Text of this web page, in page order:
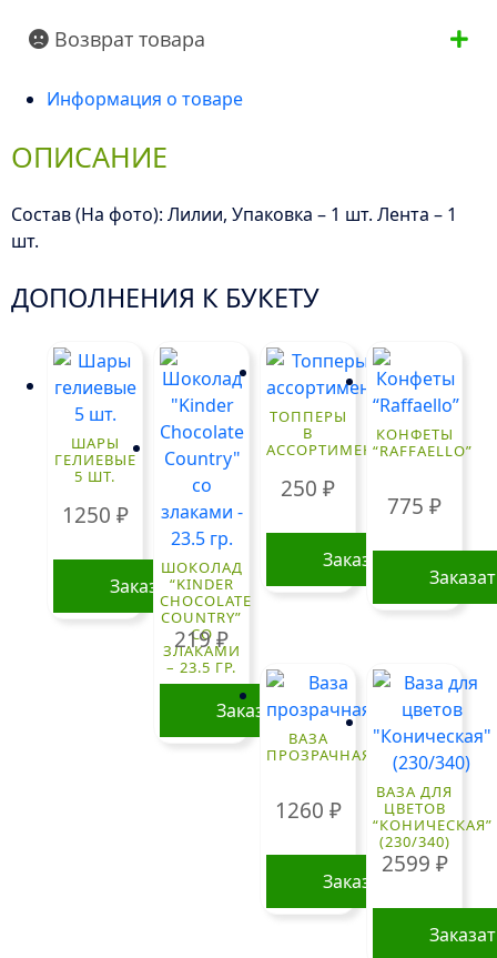
Возврат товара
Информация о товаре
ОПИСАНИЕ
Состав (На фото): Лилии, Упаковка – 1 шт. Лента – 1
шт.
ДОПОЛНЕНИЯ К БУКЕТУ
ШАРЫ
ГЕЛИЕВЫЕ
5 ШТ.
1250 ₽
Заказать
ШОКОЛАД
“KINDER
CHOCOLATE
COUNTRY”
СО
ЗЛАКАМИ
– 23.5 ГР.
219₽
Заказать
ТОППЕРЫ
В
АССОРТИМЕНТЕ
250₽
Заказать
КОНФЕТЫ
“RAFFAELLO”
775₽
ВАЗА
ПРОЗРАЧНАЯ
1260 ₽
Заказать
ВАЗА ДЛЯ
ЦВЕТОВ
“КОНИЧЕСКАЯ”
(230/340)
2599 ₽